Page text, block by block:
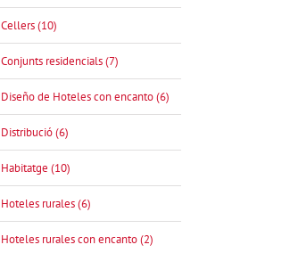
Cellers (10)
Conjunts residencials (7)
Diseño de Hoteles con encanto (6)
Distribució (6)
Habitatge (10)
Hoteles rurales (6)
Hoteles rurales con encanto (2)